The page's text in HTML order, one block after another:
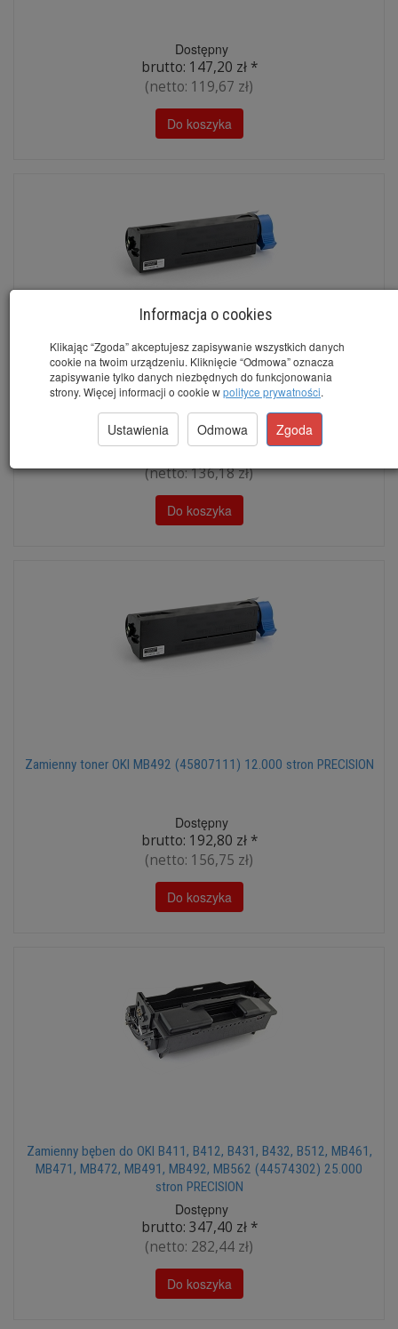
Dostępny
brutto: 147,20 zł*
(netto: 119,67 zł)
Do koszyka
Zamienny toner OKI MB492 (45807106) 7.000 stron PRECISION
Dostępny
(netto:136,18 zł)
Do koszyka
Zamienny toner OKI MB492 (45807111) 12.000 stron PRECISION
Dostępny
brutto: 192,80 zł*
(netto: 156,75 zł)
Do koszyka
Zamienny bęben do OKI B411, B412, B431, B432, B512, MB461,
MB471, MB472, MB491, MB492, MB562 (44574302) 25.000
stron PRECISION
Dostępny
brutto: 347,40 zł*
(netto: 282,44 zł)
Do koszyka
Informacja o cookies
Klikając “Zgoda” akceptujesz zapisywanie wszystkich danych
cookie na twoim urządzeniu. Kliknięcie “Odmowa” oznacza
zapisywanie tylko danych niezbędnych do funkcjonowania
strony. Więcej informacji o cookie wpolityce prywatności.
Ustawienia Odmowa Zgoda